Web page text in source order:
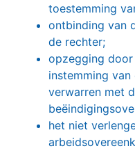
toestemming
ontbinding van
de rechter;
opzegging
instemming
verwarren met
het niet